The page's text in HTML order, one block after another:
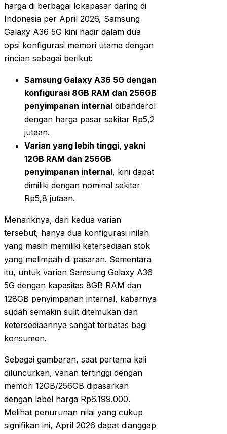
harga di berbagai lokapasar daring di
Indonesia per April 2026, Samsung
Galaxy A36 5G kini hadir dalam dua
opsi konfigurasi memori utama dengan
rincian sebagai berikut:
Samsung Galaxy A36 5G dengan
konfigurasi 8GB RAM dan 256GB
penyimpanan internal dibanderol
dengan harga pasar sekitar Rp5,2
jutaan.
Varian yang lebih tinggi, yakni
12GB RAM dan 256GB
penyimpanan internal, kini dapat
dimiliki dengan nominal sekitar
Rp5,8 jutaan.
Menariknya, dari kedua varian
tersebut, hanya dua konfigurasi inilah
yang masih memiliki ketersediaan stok
yang melimpah di pasaran. Sementara
itu, untuk varian Samsung Galaxy A36
5G dengan kapasitas 8GB RAM dan
128GB penyimpanan internal, kabarnya
sudah semakin sulit ditemukan dan
ketersediaannya sangat terbatas bagi
konsumen.
Sebagai gambaran, saat pertama kali
diluncurkan, varian tertinggi dengan
memori 12GB/256GB dipasarkan
dengan label harga Rp6.199.000.
Melihat penurunan nilai yang cukup
signifikan ini, April 2026 dapat dianggap